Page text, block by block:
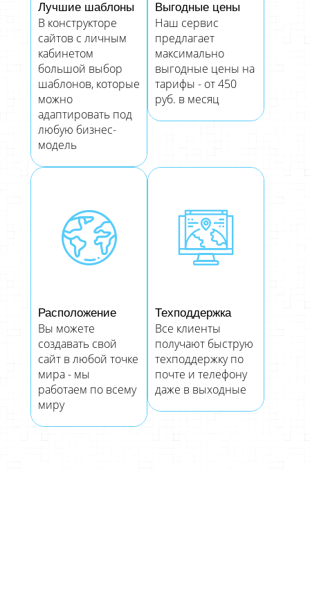
Лучшие шаблоны
В конструкторе
сайтов с личным
кабинетом
большой выбор
шаблонов, которые
можно
адаптировать под
любую бизнес-
модель
Выгодные цены
Наш сервис
предлагает
максимально
выгодные цены на
тарифы - от 450
руб. в месяц
Расположение
Вы можете
создавать свой
сайт в любой точке
мира - мы
работаем по всему
миру
Техподдержка
Все клиенты
получают быструю
техподдержку по
почте и телефону
даже в выходные